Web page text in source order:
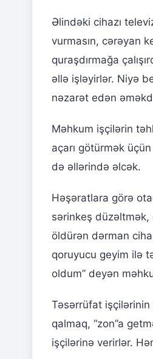
Əlindəki cihazı
vurmasın, cərəyan
quraşdırmağa
əllə işləyirlər. Niyə
nəzarət edən
Məhkum işçilərin
açarı götürmək
də əllərində əlcək.
Həşəratlara görə
sərinkeş
öldürən dərman
qoruyucu geyim ilə
oldum” deyən
Təsərrüfat işçilərinin
qalmaq, “zon”a
işçilərinə verirlər.